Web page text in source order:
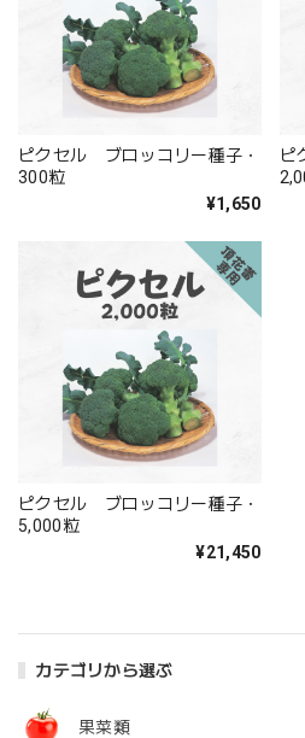
カテゴリから選ぶ
果菜類
ピクセル ブロッコリー種子・
300粒
¥1,650
ピ
ピクセル ブロッコリー種子・
5,000粒
¥21,450